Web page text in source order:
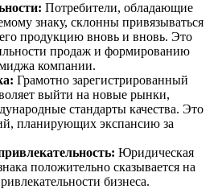
Потребители, обладающие
знаку, склонны привязываться
продукцию вновь и вновь. Это
продаж и формированию
компании.
Грамотно зарегистрированный
выйти на новые рынки,
стандарты качества. Это
планирующих экспансию за
Юридическая
положительно сказывается на
бизнеса.